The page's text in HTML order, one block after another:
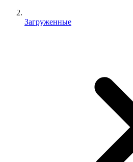
Загруженные